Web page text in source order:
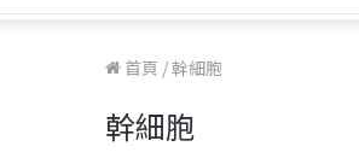
首頁 /幹細胞
幹細胞